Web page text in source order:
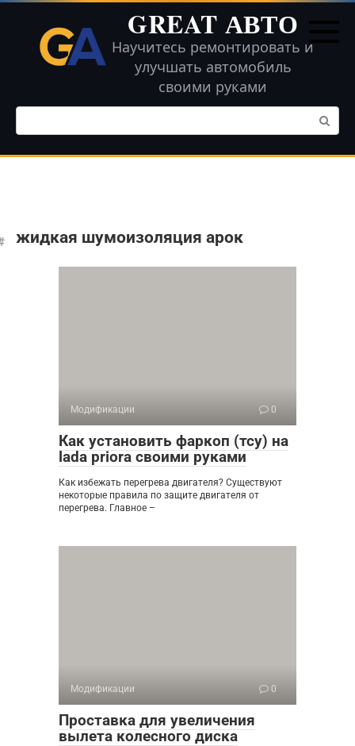
Перейти
контенту
GREAT АВТО
Научитесь ремонтировать и
улучшать автомобиль
своими руками
Поиск:
жидкая шумоизоляция арок
Модификации 0
Как установить фаркоп (тсу) на
lada priora своими руками
Как избежать перегрева двигателя? Существуют
некоторые правила по защите двигателя от
перегрева. Главное –
Модификации 0
Проставка для увеличения
вылета колесного диска